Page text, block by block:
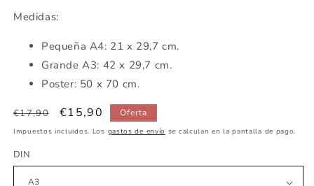
Medidas:
Pequeña A4: 21 x 29,7 cm.
Grande A3: 42 x 29,7 cm.
Poster: 50 x 70 cm.
Precio
habitual
€17,90
Precio
de
€15,90 Oferta
Impuestos incluidos. Los gastos de envío se calculan en la pantalla de pago.
DIN